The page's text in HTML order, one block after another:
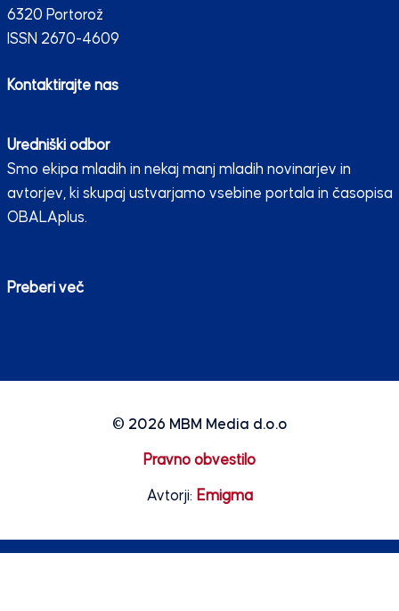
6320 Portorož
ISSN 2670-4609
Kontaktirajte nas
Uredniški odbor
Smo ekipa mladih in nekaj manj mladih novinarjev in
avtorjev, ki skupaj ustvarjamo vsebine portala in časopisa
OBALAplus.
Preberi več
© 2026 MBM Media d.o.o
Pravno obvestilo
Avtorji: Emigma